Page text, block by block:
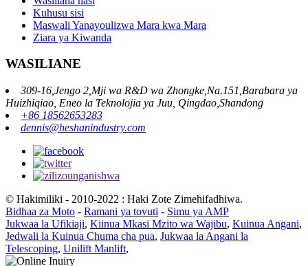
Kuhusu sisi
Maswali Yanayoulizwa Mara kwa Mara
Ziara ya Kiwanda
WASILIANE
309-16,Jengo 2,Mji wa R&D wa Zhongke,Na.151,Barabara ya
Huizhiqiao, Eneo la Teknolojia ya Juu, Qingdao,Shandong
+86 18562653283
dennis@heshanindustry.com
© Hakimiliki - 2010-2022 : Haki Zote Zimehifadhiwa.
Bidhaa za Moto - Ramani ya tovuti - Simu ya AMP
Jukwaa la Ufikiaji, Kiinua Mkasi Mzito wa Wajibu, Kuinua Angani,
Jedwali la Kuinua Chuma cha pua, Jukwaa la Angani la
Telescoping, Unilift Manlift,